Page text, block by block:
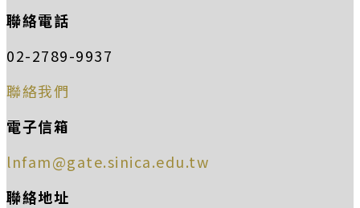
聯絡電話
02-2789-9937
聯絡我們
電子信箱
lnfam@gate.sinica.edu.tw
聯絡地址